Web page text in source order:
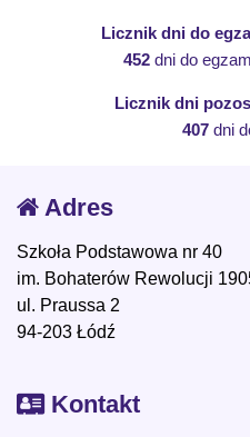
Licznik dni do
452 dni do
Licznik dni
407 dni
Adres
Szkoła Podstawowa nr 40
im. Bohaterów Rewolucji
ul. Praussa 2
94-203 Łódź
Kontakt